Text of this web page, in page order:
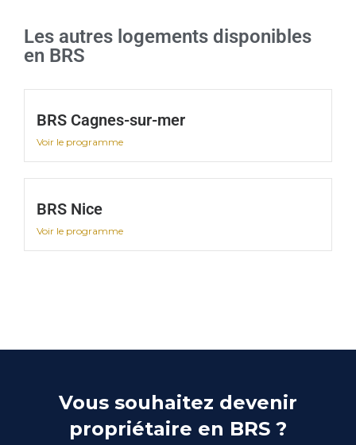
Les autres logements disponibles
en BRS
BRS Cagnes-sur-mer
Voir le programme
BRS Nice
Voir le programme
Vous souhaitez devenir
propriétaire en BRS ?